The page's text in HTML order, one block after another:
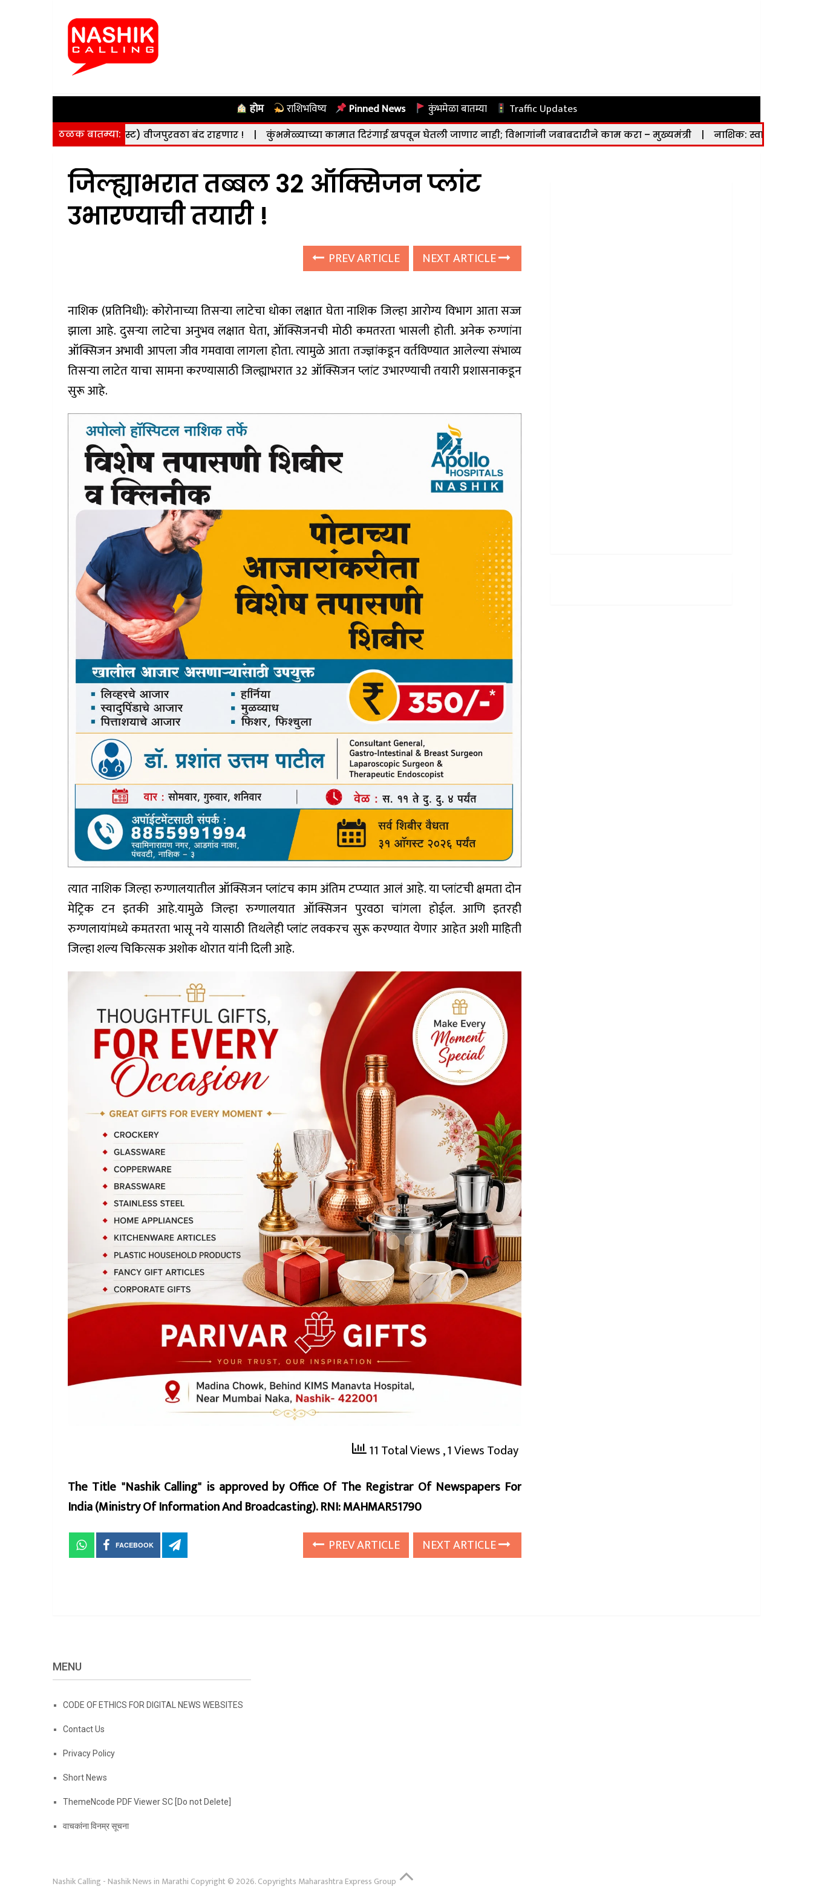
होम राशिभविष्य Pinned News कुंभमेळा बातम्या Traffic Updates
ठळक बातम्या:
(दि. 8 ऑगस्ट) वीजपुरवठा बंद राहणार ! | कुंभमेळ्याच्या कामात दिरंगाई खपवून घेतली जाणार नाही; विभागांनी जबाबदारीने काम करा – मुख्यमंत्री | नाशिक: स्वाधार योजनेच्या
जिल्ह्याभरात तब्बल 32 ऑक्सिजन प्लांट
उभारण्याची तयारी !
PREV ARTICLE NEXT ARTICLE
नाशिक (प्रतिनिधी): कोरोनाच्या तिसऱ्या लाटेचा धोका लक्षात घेता नाशिक जिल्हा आरोग्य विभाग आता सज्ज
झाला आहे. दुसऱ्या लाटेचा अनुभव लक्षात घेता, ऑक्सिजनची मोठी कमतरता भासली होती. अनेक रुग्णांना
ऑक्सिजन अभावी आपला जीव गमवावा लागला होता. त्यामुळे आता तज्ज्ञांकडून वर्तविण्यात आलेल्या संभाव्य
तिसऱ्या लाटेत याचा सामना करण्यासाठी जिल्ह्याभरात 32 ऑक्सिजन प्लांट उभारण्याची तयारी प्रशासनाकडून
सुरू आहे.
त्यात नाशिक जिल्हा रुग्णालयातील ऑक्सिजन प्लांटच काम अंतिम टप्प्यात आलं आहे. या प्लांटची क्षमता दोन
मेट्रिक टन इतकी आहे.यामुळे जिल्हा रुग्णालयात ऑक्सिजन पुरवठा चांगला होईल. आणि इतरही
रुग्णलायांमध्ये कमतरता भासू नये यासाठी तिथलेही प्लांट लवकरच सुरू करण्यात येणार आहेत अशी माहिती
जिल्हा शल्य चिकित्सक अशोक थोरात यांनी दिली आहे.
11 Total Views, 1 Views Today
The Title "Nashik Calling" is approved by Office Of The Registrar Of Newspapers For
India (Ministry Of Information And Broadcasting). RNI: MAHMAR51790
FACEBOOK PREV ARTICLE NEXT ARTICLE
MENU
CODE OF ETHICS FOR DIGITAL NEWS WEBSITES
Contact Us
Privacy Policy
Short News
ThemeNcode PDF Viewer SC [Do not Delete]
वाचकांना विनम्र सूचना
Nashik Calling - Nashik News in Marathi Copyright © 2026.Copyrights Maharashtra Express Group